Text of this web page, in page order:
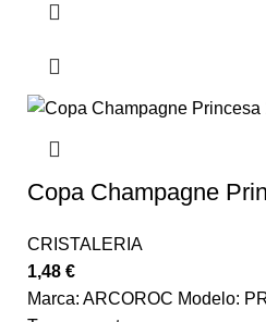
Copa Champagne
CRISTALERIA
1,48 €
Marca: ARCOROC Modelo: